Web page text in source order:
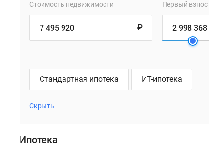
Стоимость недвижимости
₽
Первый взнос
Стандартная ипотека ИТ-ипотека
Скрыть
Ипотека